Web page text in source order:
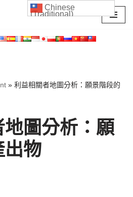
» 利益相關者地圖分析：願景階段的
圖分析：願
出物
Chinese
(Traditional)